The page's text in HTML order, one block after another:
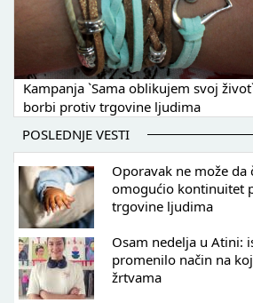
Kampanja `Sama oblikujem svoj
borbi protiv trgovine ljudima
POSLEDNJE VESTI
Oporavak ne može da
omogućio kontinuitet
trgovine ljudima
Osam nedelja u Atini:
promenilo način na
žrtvama